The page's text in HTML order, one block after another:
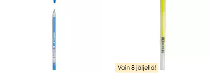
Vain 8 jäljellä!